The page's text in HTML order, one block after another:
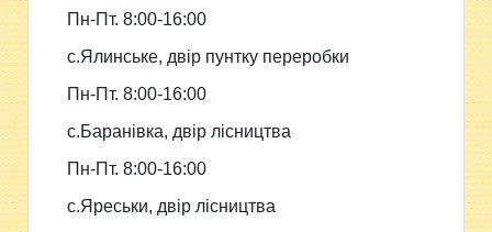
Пн-Пт. 8:00-16:00
с.Ялинське, двір пунтку переробки
Пн-Пт. 8:00-16:00
с.Баранівка, двір лісництва
Пн-Пт. 8:00-16:00
с.Яреськи, двір лісництва